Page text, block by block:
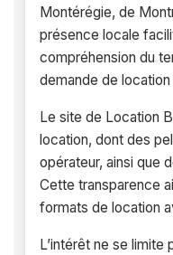
Montérégie, de
présence locale
compréhension du
demande de location
Le site de Location
location, dont des
opérateur, ainsi que
Cette transparence
formats de location
L’intérêt ne se limite